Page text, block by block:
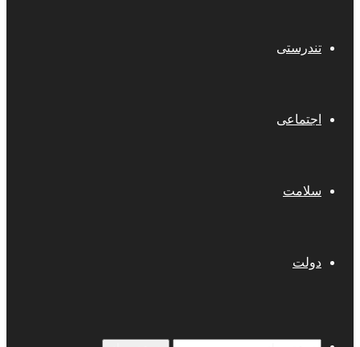
تندرستی
اجتماعی
سلامت
دولت